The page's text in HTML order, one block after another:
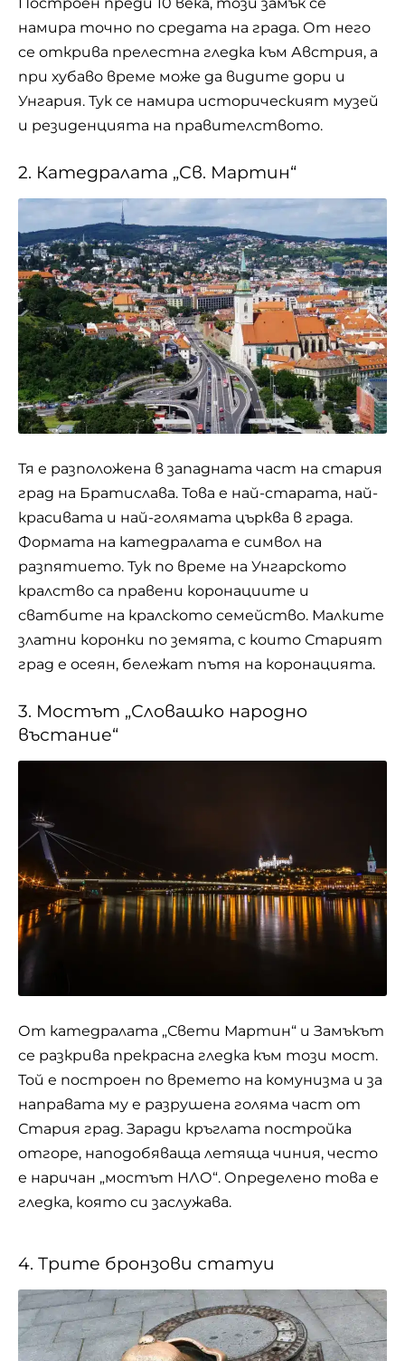
намира точно по средата на града. От него
се открива прелестна гледка към Австрия, а
при хубаво време може да видите дори и
Унгария. Тук се намира историческият музей
и резиденцията на правителството.
2. Катедралата „Св. Мартин“
Тя е разположена в западната част на стария
град на Братислава. Това е най-старата, най-
красивата и най-голямата църква в града.
Формата на катедралата е символ на
разпятието. Тук по време на Унгарското
кралство са правени коронациите и
сватбите на кралското семейство. Малките
златни коронки по земята, с които Старият
град е осеян, бележат пътя на коронацията.
3. Мостът „Словашко народно
въстание“
От катедралата „Свети Мартин“ и Замъкът
се разкрива прекрасна гледка към този мост.
Той е построен по времето на комунизма и за
направата му е разрушена голяма част от
Стария град. Заради кръглата постройка
отгоре, наподобяваща летяща чиния, често
е наричан „мостът НЛО“. Определено това е
гледка, която си заслужава.
4. Трите бронзови статуи